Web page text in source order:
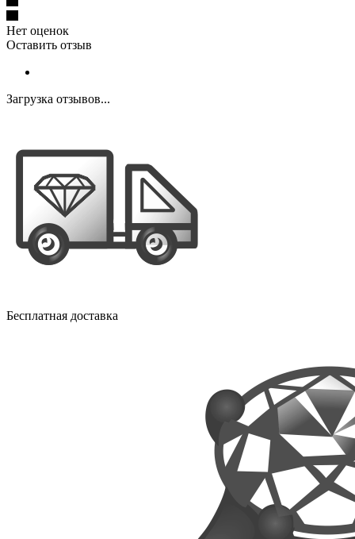
Нет оценок
Оставить отзыв
Загрузка отзывов...
Бесплатная доставка